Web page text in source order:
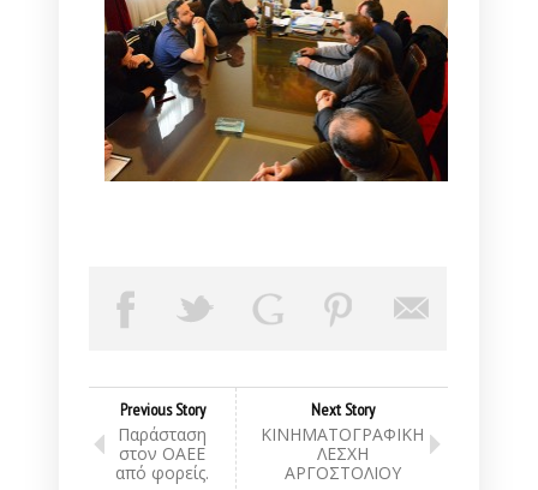
Previous Story
Παράσταση
στον ΟΑΕΕ
από φορείς.
Next Story
ΚΙΝΗΜΑΤΟΓΡΑΦΙΚΗ
ΛΕΣΧΗ
ΑΡΓΟΣΤΟΛΙΟΥ